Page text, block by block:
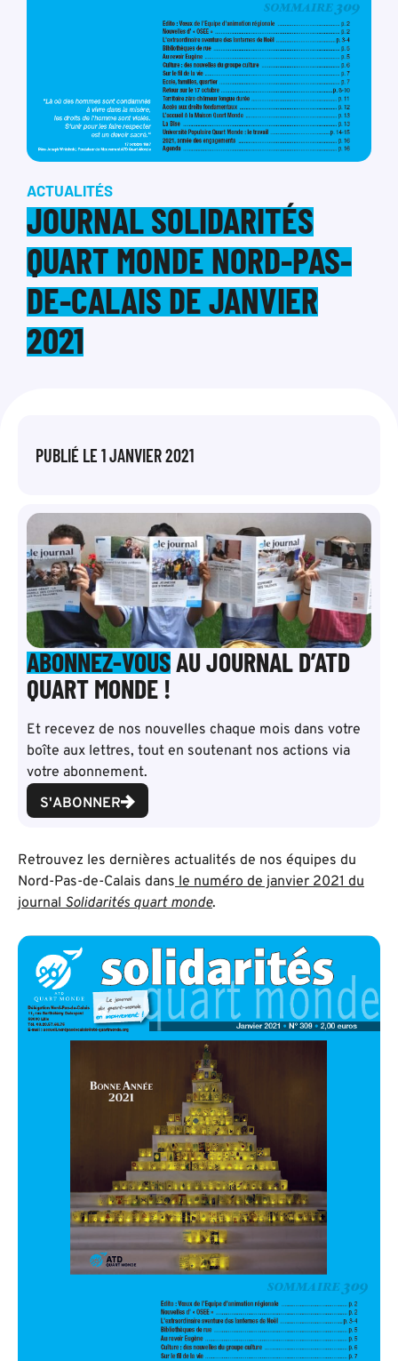
ACTUALITÉS
JOURNAL SOLIDARITÉS
QUART MONDE NORD-PAS-
DE-CALAIS DE JANVIER
2021
PUBLIÉ LE 1 JANVIER 2021
ABONNEZ-VOUSAU JOURNAL D’ATD
QUART MONDE !
Et recevez de nos nouvelles chaque mois dans votre
boîte aux lettres, tout en soutenant nos actions via
votre abonnement.
S'ABONNER
Retrouvez les dernières actualités de nos équipes du
Nord-Pas-de-Calais dans le numéro de janvier 2021 du
journal Solidarités quart monde.